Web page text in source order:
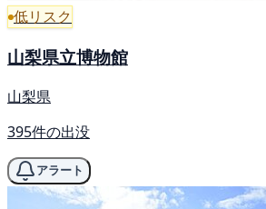
低リスク
山梨県立博物館
山梨県
395件の出没
アラート